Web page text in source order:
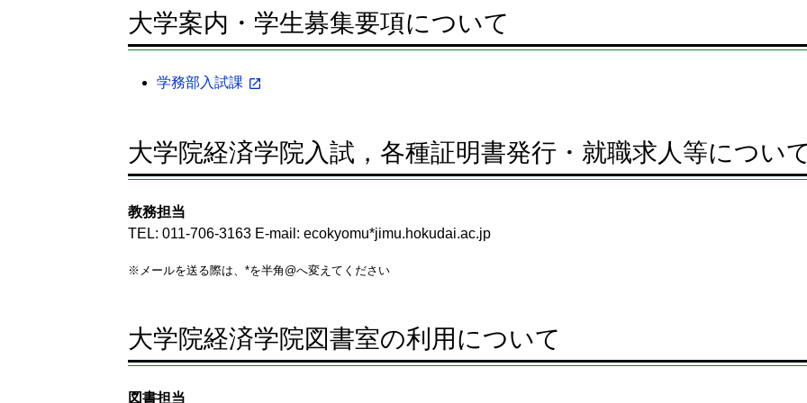
大学案内・学生募集要項について
学務部入試課
大学院経済学院入試，各種証明書発行・就職求人等につい
教務担当
TEL: 011-706-3163 E-mail: ecokyomu*jimu.hokudai.ac.jp
※メールを送る際は、*を半角@へ変えてください
大学院経済学院図書室の利用について
図書担当